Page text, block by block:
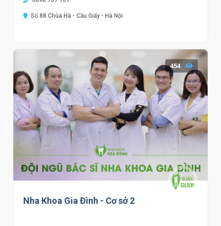
Số 88 Chùa Hà - Cầu Giấy - Hà Nội
454
Nha Khoa Gia Đình - Cơ sở 2